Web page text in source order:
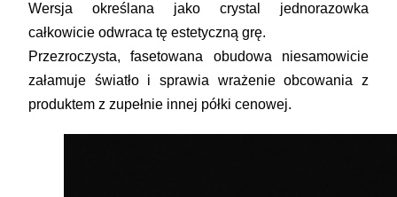
Wersja określana jako crystal jednorazowka
całkowicie odwraca tę estetyczną grę.
Przezroczysta, fasetowana obudowa niesamowicie
załamuje światło i sprawia wrażenie obcowania z
produktem z zupełnie innej półki cenowej.